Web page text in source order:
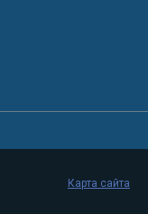
Карта сайта